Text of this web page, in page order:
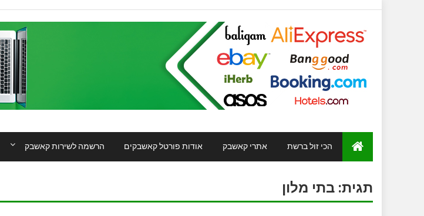
הרשמה לשירות קאשבק אודות פורטל קאשבקים אתרי קאשבק הכי זול ברשת
תגית: בתי מלון